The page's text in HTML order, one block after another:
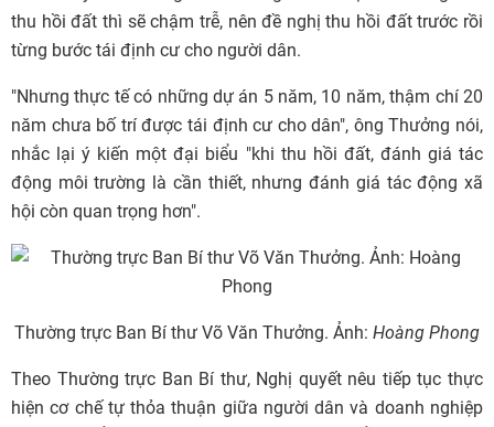
thu hồi đất thì sẽ chậm trễ, nên đề nghị thu hồi đất trước rồi
từng bước tái định cư cho người dân.
"Nhưng thực tế có những dự án 5 năm, 10 năm, thậm chí 20
năm chưa bố trí được tái định cư cho dân", ông Thưởng nói,
nhắc lại ý kiến một đại biểu "khi thu hồi đất, đánh giá tác
động môi trường là cần thiết, nhưng đánh giá tác động xã
hội còn quan trọng hơn".
Thường trực Ban Bí thư Võ Văn Thưởng. Ảnh: Hoàng Phong
Theo Thường trực Ban Bí thư, Nghị quyết nêu tiếp tục thực
hiện cơ chế tự thỏa thuận giữa người dân và doanh nghiệp